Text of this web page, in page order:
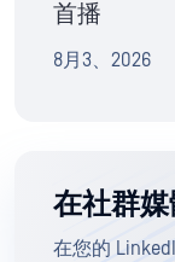
首播
8月3、2026
在社群
在您的